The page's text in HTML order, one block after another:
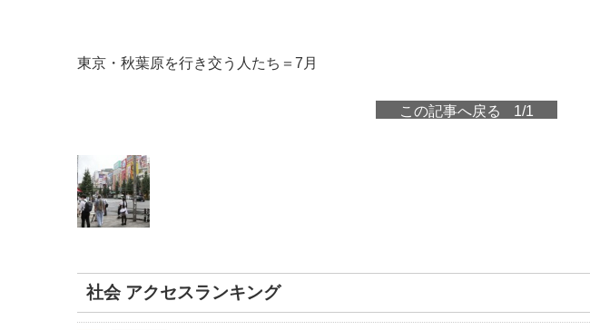
東京・秋葉原を行き交う人たち＝7月
この記事へ戻る 1/1
社会 アクセスランキング